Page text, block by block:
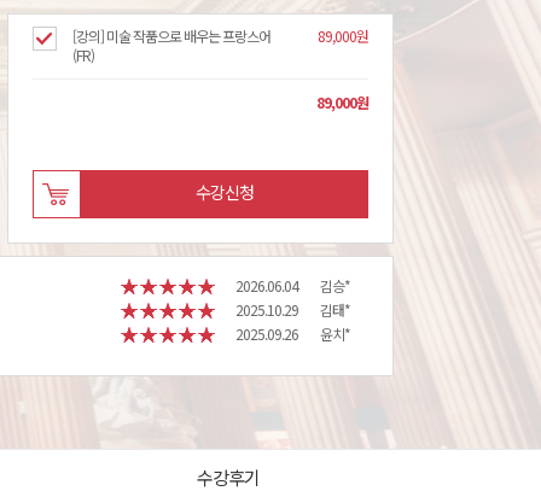
[강의] 미술 작품으로 배우는 프랑스어
(FR)
89,000원
89,000원
수강신청
2026.06.04
김승*
2025.10.29
김태*
2025.09.26 윤치*
수강후기